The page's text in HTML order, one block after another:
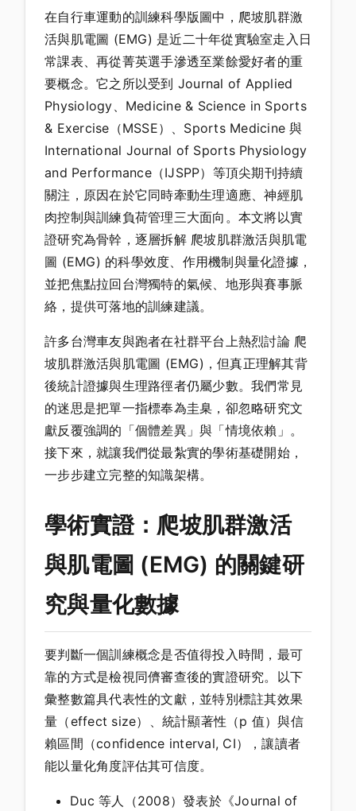
在自行車運動的訓練科學版圖中，爬坡肌群激
活與肌電圖 (EMG) 是近二十年從實驗室走入日
常課表、再從菁英選手滲透至業餘愛好者的重
要概念。它之所以受到 Journal of Applied
Physiology、Medicine & Science in Sports
& Exercise（MSSE）、Sports Medicine 與
International Journal of Sports Physiology
and Performance（IJSPP）等頂尖期刊持續
關注，原因在於它同時牽動生理適應、神經肌
肉控制與訓練負荷管理三大面向。本文將以實
證研究為骨幹，逐層拆解 爬坡肌群激活與肌電
圖 (EMG) 的科學效度、作用機制與量化證據，
並把焦點拉回台灣獨特的氣候、地形與賽事脈
絡，提供可落地的訓練建議。
許多台灣車友與跑者在社群平台上熱烈討論 爬
坡肌群激活與肌電圖 (EMG)，但真正理解其背
後統計證據與生理路徑者仍屬少數。我們常見
的迷思是把單一指標奉為圭臬，卻忽略研究文
獻反覆強調的「個體差異」與「情境依賴」。
接下來，就讓我們從最紮實的學術基礎開始，
一步步建立完整的知識架構。
學術實證：爬坡肌群激活
與肌電圖 (EMG) 的關鍵研
究與量化數據
要判斷一個訓練概念是否值得投入時間，最可
靠的方式是檢視同儕審查後的實證研究。以下
彙整數篇具代表性的文獻，並特別標註其效果
量（effect size）、統計顯著性（p 值）與信
賴區間（confidence interval, CI），讓讀者
能以量化角度評估其可信度。
Duc 等人（2008）發表於《Journal of